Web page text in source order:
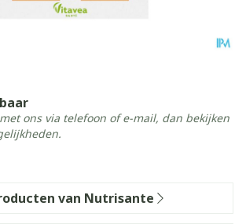
ons via telefoon of e-mail, dan bekijken
van Nutrisante